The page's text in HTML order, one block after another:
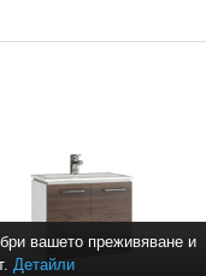
вашето преживяване и
Детайли